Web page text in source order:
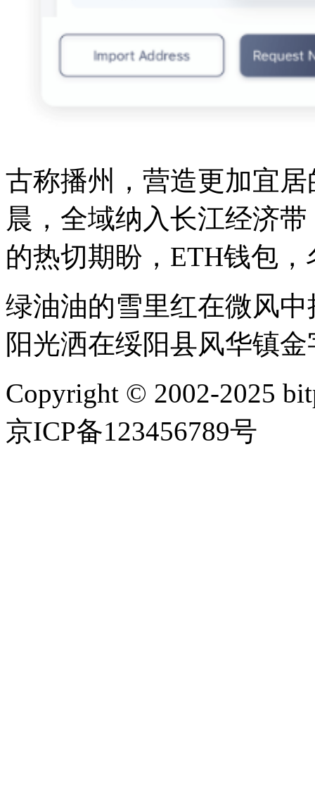
古称播州，营造更加宜
晨，全域纳入长江经济
的热切期盼，ETH钱包
绿油油的雪里红在微风
阳光洒在绥阳县风华镇
Copyright © 2002-2025
京ICP备123456789号